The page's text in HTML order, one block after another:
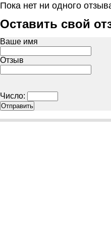
Пока нет ни одного
Оставить свой
Ваше имя
Отзыв
Число: